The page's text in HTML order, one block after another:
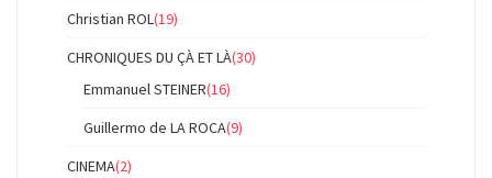
Christian ROL(19)
CHRONIQUES DU ÇÀ ET LÀ(30)
Emmanuel STEINER(16)
Guillermo de LA ROCA(9)
CINEMA(2)